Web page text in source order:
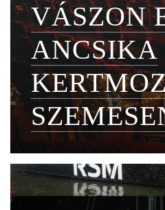
VÁSZON
ANCSIKA